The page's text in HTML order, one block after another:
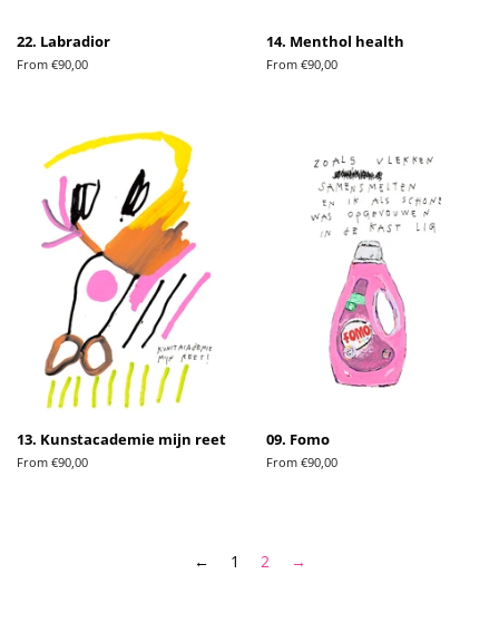
22. Labradior
From €90,00
14. Menthol health
From €90,00
13. Kunstacademie mijn reet
From €90,00
09. Fomo
From €90,00
← 1 2 →